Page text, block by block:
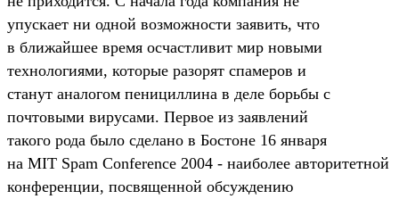
упускает ни одной возможности заявить, что
в ближайшее время осчастливит мир новыми
технологиями, которые разорят спамеров и
станут аналогом пенициллина в деле борьбы с
почтовыми вирусами. Первое из заявлений
такого рода было сделано в Бостоне 16 января
на MIT Spam Conference 2004 - наиболее авторитетной
конференции, посвященной обсуждению